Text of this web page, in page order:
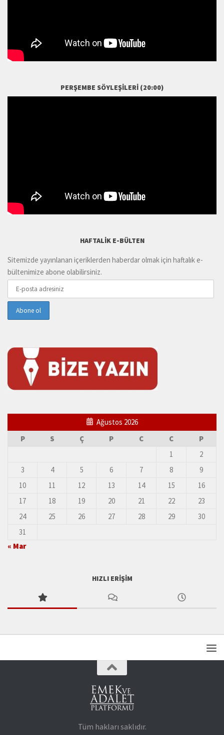
PERŞEMBE SÖYLEŞILERI (20:00)
HAFTALIK E-BÜLTEN
Sitemizde yayınlanan içeriklerden haberdar olmak için haftalık e-
bültenimize abone olabilirsiniz.
Ağustos 2026
P
S Ç P C C
P
1
2
3
4 5 6 7 8
9
10
11 12 13 14 15
16
17
18 19 20 21 22
23
24
25 26 27 28 29
30
31
« Mar
HIZLI ERIŞIM
Tüm hakları saklıdır.